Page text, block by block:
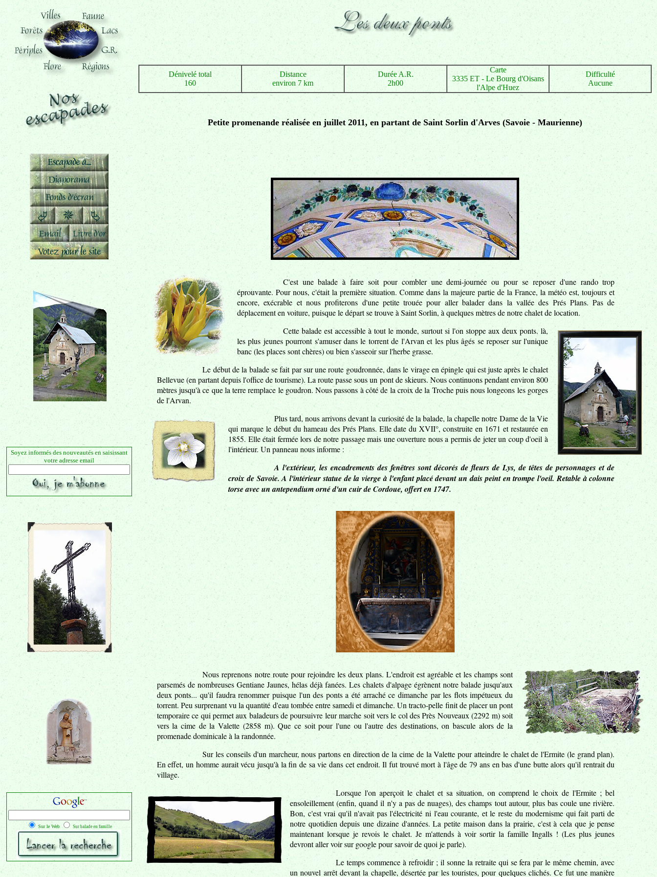
Soyez informés des nouveautés en saisissant
votre adresse email
Sur le Web Sur balade en famille
Dénivelé total
160
Distance
environ 7 km
Durée A.R.
2h00
Carte
3335 ET - Le Bourg d'Oisans
l'Alpe d'Huez
Difficulté
Aucune
Petite promenande réalisée en juillet 2011, en partant de Saint Sorlin d'Arves (Savoie - Maurienne)
C'est une balade à faire soit pour combler une demi-journée ou pour se reposer d'une rando trop
éprouvante. Pour nous, c'était la première situation. Comme dans la majeure partie de la France, la météo est, toujours et
encore, exécrable et nous profiterons d'une petite trouée pour aller balader dans la vallée des Prés Plans. Pas de
déplacement en voiture, puisque le départ se trouve à Saint Sorlin, à quelques mètres de notre chalet de location.
Cette balade est accessible à tout le monde, surtout si l'on stoppe aux deux ponts. là,
les plus jeunes pourront s'amuser dans le torrent de l'Arvan et les plus âgés se reposer sur l'unique
banc (les places sont chères) ou bien s'asseoir sur l'herbe grasse.
Le début de la balade se fait par sur une route goudronnée, dans le virage en épingle qui est juste après le chalet
Bellevue (en partant depuis l'office de tourisme). La route passe sous un pont de skieurs. Nous continuons pendant environ 800
mètres jusqu'à ce que la terre remplace le goudron. Nous passons à côté de la croix de la Troche puis nous longeons les gorges
de l'Arvan.
Plus tard, nous arrivons devant la curiosité de la balade, la chapelle notre Dame de la Vie
qui marque le début du hameau des Prés Plans. Elle date du XVII°, construite en 1671 et restaurée en
1855. Elle était fermée lors de notre passage mais une ouverture nous a permis de jeter un coup d'oeil à
l'intérieur. Un panneau nous informe :
A l'extérieur, les encadrements des fenêtres sont décorés de fleurs de Lys, de têtes de personnages et de
croix de Savoie. A l'intérieur statue de la vierge à l'enfant placé devant un dais peint en trompe l'oeil. Retable à colonne
torse avec un antependium orné d'un cuir de Cordoue, offert en 1747.
Nous reprenons notre route pour rejoindre les deux plans. L'endroit est agréable et les champs sont
parsemés de nombreuses Gentiane Jaunes, hélas déjà fanées. Les chalets d'alpage égrènent notre balade jusqu'aux
deux ponts... qu'il faudra renommer puisque l'un des ponts a été arraché ce dimanche par les flots impétueux du
torrent. Peu surprenant vu la quantité d'eau tombée entre samedi et dimanche. Un tracto-pelle finit de placer un pont
temporaire ce qui permet aux baladeurs de poursuivre leur marche soit vers le col des Près Nouveaux (2292 m) soit
vers la cime de la Valette (2858 m). Que ce soit pour l'une ou l'autre des destinations, on bascule alors de la
promenade dominicale à la randonnée.
Sur les conseils d'un marcheur, nous partons en direction de la cime de la Valette pour atteindre le chalet de l'Ermite (le grand plan).
En effet, un homme aurait vécu jusqu'à la fin de sa vie dans cet endroit. Il fut trouvé mort à l'âge de 79 ans en bas d'une butte alors qu'il rentrait du
village.
Lorsque l'on aperçoit le chalet et sa situation, on comprend le choix de l'Ermite ; bel
ensoleillement (enfin, quand il n'y a pas de nuages), des champs tout autour, plus bas coule une rivière.
Bon, c'est vrai qu'il n'avait pas l'électricité ni l'eau courante, et le reste du modernisme qui fait parti de
notre quotidien depuis une dizaine d'années. La petite maison dans la prairie, c'est à cela que je pense
maintenant lorsque je revois le chalet. Je m'attends à voir sortir la famille Ingalls ! (Les plus jeunes
devront aller voir sur google pour savoir de quoi je parle).
Le temps commence à refroidir ; il sonne la retraite qui se fera par le même chemin, avec
un nouvel arrêt devant la chapelle, désertée par les touristes, pour quelques clichés. Ce fut une manière